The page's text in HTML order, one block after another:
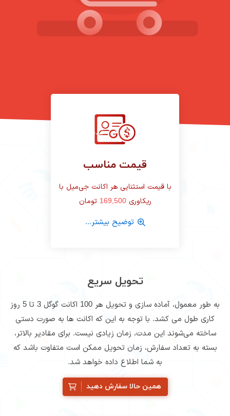
خدمات
قیمت مناسب
با قیمت استثنایی هر اکانت جی‌میل با
ریکاوری169,500 تومان
توضیح بیشتر...
تحویل سریع
به طور معمول، آماده سازی و تحویل هر 100 اکانت گوگل 3 تا 5 روز
کاری طول می کشد. با توجه به این که اکانت ها به صورت دستی
ساخته می‌شوند این مدت، زمان زیادی نیست. برای مقادیر بالاتر،
بسته به تعداد سفارش، زمان تحویل ممکن است متفاوت باشد که
به شما اطلاع داده خواهد شد.
همین حالا سفارش دهید